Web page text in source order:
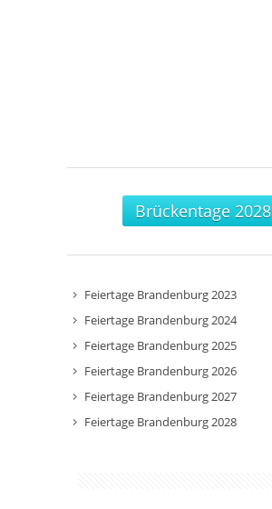
Brückentage 2028
Feiertage Brandenburg 2023
Feiertage Brandenburg 2024
Feiertage Brandenburg 2025
Feiertage Brandenburg 2026
Feiertage Brandenburg 2027
Feiertage Brandenburg 2028